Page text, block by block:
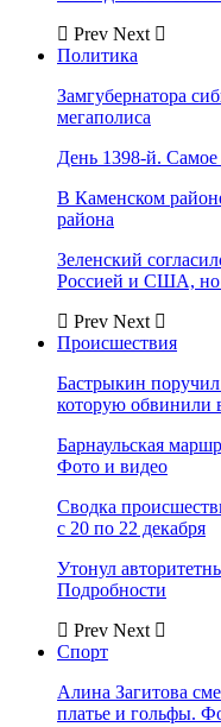
Prev Next
Политика
Замгубернатора
мегаполиса
День 1398-й. Самое
В Каменском
района
Зеленский
Россией и США, но
Prev Next
Происшествия
Бастрыкин
которую
Барнаульская
Фото и видео
Сводка
с 20 по 22 декабря
Утонул
Подробности
Prev Next
Спорт
Алина Загитова
платье и гольфы.